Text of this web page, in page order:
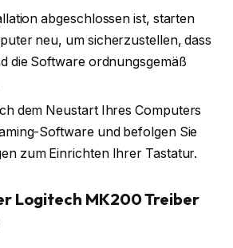
abgeschlossen ist, starten
neu, um sicherzustellen, dass
die Software ordnungsgemäß
dem Neustart Ihres Computers
Software und befolgen Sie
zum Einrichten Ihrer Tastatur.
Logitech MK200 Treiber